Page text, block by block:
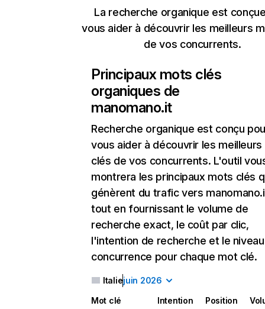
La recherche organique est
vous aider à découvrir les meilleurs
de vos concurrents.
Principaux mots clés
organiques de
manomano.it
Recherche organique est conçu
vous aider à découvrir les
clés de vos concurrents. L'outil
montrera les principaux mots clés
génèrent du trafic vers
tout en fournissant le volume de
recherche exact, le coût par clic,
l'intention de recherche et le
concurrence pour chaque mot clé.
Italiejuin 2026
Mot clé Intention Position